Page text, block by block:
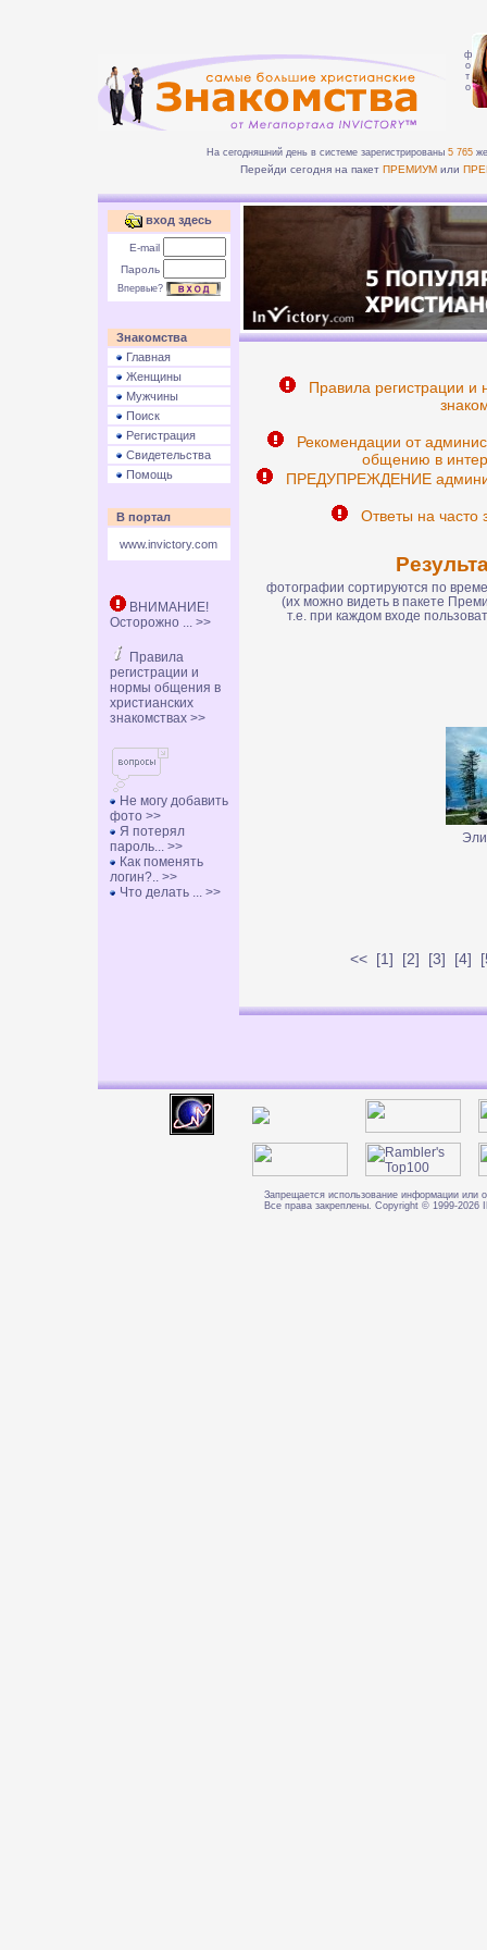
ф
о
т
о
На сегодняшний день в системе зарегистрированы 5 765
Перейди сегодня на пакет ПРЕМИУМили
вход здесь
E-mail
Пароль
Впервые?
Знакомства
Главная
Женщины
Мужчины
Поиск
Регистрация
Свидетельства
Помощь
В портал
www.invictory.com
ВНИМАНИЕ!
Осторожно ... >>
Правила
регистрации и
нормы общения в
христианских
знакомствах >>
Не могу добавить
фото >>
Я потерял
пароль... >>
Как поменять
логин?.. >>
Что делать ... >>
Правила регистрации и
Рекомендации от
общению в
ПРЕДУПРЕЖДЕНИЕ
Ответы на часто
фотографии сортируются по
(их можно видеть в пакете
т.е. при каждом входе
<< [1] [2] [3] [4] [
Запрещается использование информации или
Все права закреплены. Copyright © 1999-